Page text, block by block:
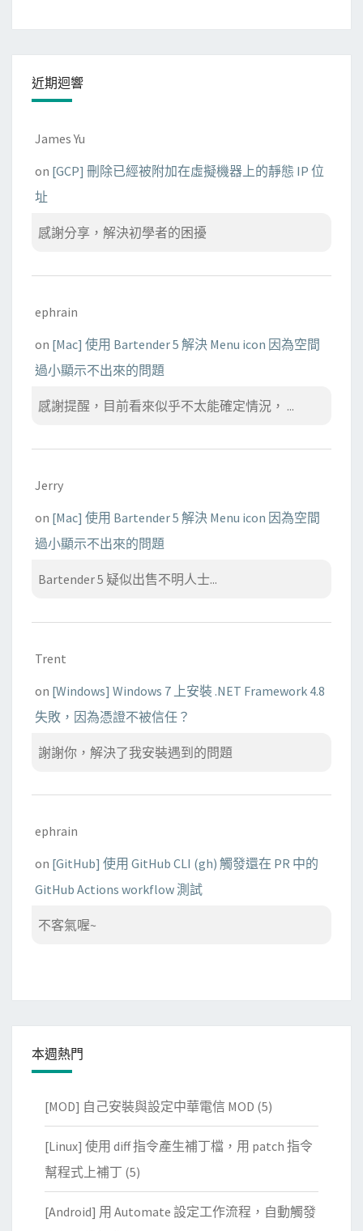
近期迴響
James Yu
on [GCP] 刪除已經被附加在虛擬機器上的靜態 IP 位
址
感謝分享，解決初學者的困擾
ephrain
on [Mac] 使用 Bartender 5 解決 Menu icon 因為空間
過小顯示不出來的問題
感謝提醒，目前看來似乎不太能確定情況， ...
Jerry
on [Mac] 使用 Bartender 5 解決 Menu icon 因為空間
過小顯示不出來的問題
Bartender 5 疑似出售不明人士...
Trent
on [Windows] Windows 7 上安裝 .NET Framework 4.8
失敗，因為憑證不被信任？
謝謝你，解決了我安裝遇到的問題
ephrain
on [GitHub] 使用 GitHub CLI (gh) 觸發還在 PR 中的
GitHub Actions workflow 測試
不客氣喔~
本週熱門
[MOD] 自己安裝與設定中華電信 MOD (5)
[Linux] 使用 diff 指令產生補丁檔，用 patch 指令
幫程式上補丁 (5)
[Android] 用 Automate 設定工作流程，自動觸發